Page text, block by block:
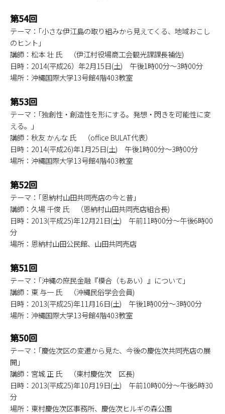
第54回
テーマ：｢小さな伊江島の取り組みから見えてくる、地域おこし
のヒント｣
講師：松本 壮 氏 （伊江村役場商工会観光課課長補佐)
日時：2014(平成26）年2月15日(土) 午後1時00分～3時00分
場所：沖縄国際大学13号館4階403教室
第53回
テーマ：｢独創性・創造性を形にする。発想・閃きを可能性に変
える。｣
講師：秋友 かんな 氏 （office BULAT代表）
日時：2014(平成26)年1月25日(土) 午後1時00分～3時00分
場所：沖縄国際大学13号館4階403教室
第52回
テーマ：｢恩納村山田共同売店の今と昔｣
講師：久場 千俊 氏 （恩納村山田共同売店組合長)
日時：2013(平成25)年12月21日(土) 午前11時00分～午後6時00
分
場所：恩納村山田公民館、山田共同売店
第51回
テーマ：｢沖縄の庶民金融『模合（もあい）』について｣
講師：東 与一 氏 （沖縄民俗学会会員)
日時：2013(平成25)年11月16日(土) 午後1時00分～3時00分
場所：沖縄国際大学13号館4階403教室
第50回
テーマ：｢慶佐次区の変遷から見た、今後の慶佐次共同売店の展
開｣
講師：宮城 正 氏 （東村慶佐次 区長)
日時：2013(平成25)年10月19日(土) 午前10時00分～午後5時30
分
場所：東村慶佐次区事務所、慶佐次ヒルギの森公園